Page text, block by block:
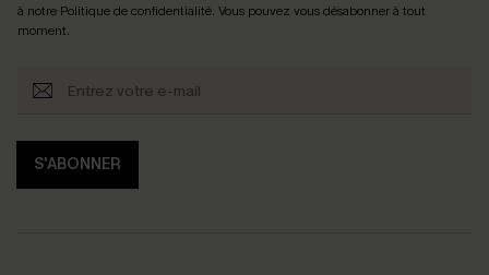
à notre Politique de confidentialité. Vous pouvez vous désabonner à tout
moment.
S'ABONNER